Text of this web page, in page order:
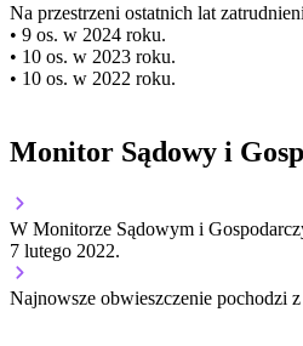
Na przestrzeni ostatnich lat
• 9 os. w 2024 roku.
• 10 os. w 2023 roku.
• 10 os. w 2022 roku.
Monitor Sądowy i
W Monitorze Sądowym i
7 lutego 2022.
Najnowsze obwieszczenie pochodzi